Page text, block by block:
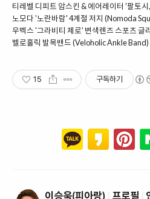
티레벨 디피트 암스킨 & 에어레이터 '팔토시, 양말
노모다 '노란바람' 4계절 저지 (Nomoda
우벡스 '그라비티 제로' 변색렌즈 스포츠
벨로홀릭 발목밴드 (Veloholic Ankle Band)
15 구독하기
이승욱(피아랑) 프로필